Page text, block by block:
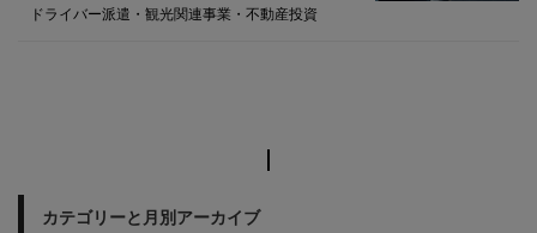
ドライバー派遣・観光関連事業・不動産投資
カテゴリーと月別アーカイブ